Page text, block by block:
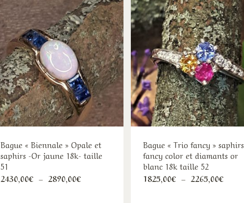
Bague « Biennale » Opale et
saphirs -Or jaune 18k- taille
51
2430,00€ – 2890,00€Ce
Bague « Trio fancy » saphirs
fancy color et diamants or
blanc 18k taille 52
1825,00€ – 2265,00€Plage
de
Ce